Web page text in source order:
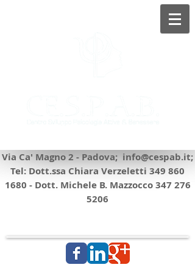
Via Ca' Magno 2 - Padova; info@cespab.it;
Tel: Dott.ssa Chiara Verzeletti 349 860
1680 - Dott. Michele B. Mazzocco347 276
5206